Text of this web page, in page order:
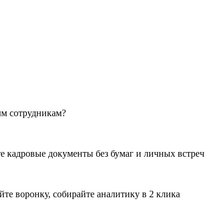
сотрудникам?
кадровые документы без бумаг и личных встреч
воронку, собирайте аналитику в 2 клика